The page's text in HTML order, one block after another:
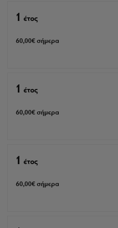
1 έτος
60,00€σήμερα
1 έτος
60,00€σήμερα
1 έτος
60,00€σήμερα